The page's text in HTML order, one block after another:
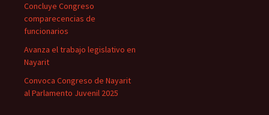
Concluye Congreso
comparecencias de
funcionarios
Avanza el trabajo legislativo en
Nayarit
Convoca Congreso de Nayarit
al Parlamento Juvenil 2025